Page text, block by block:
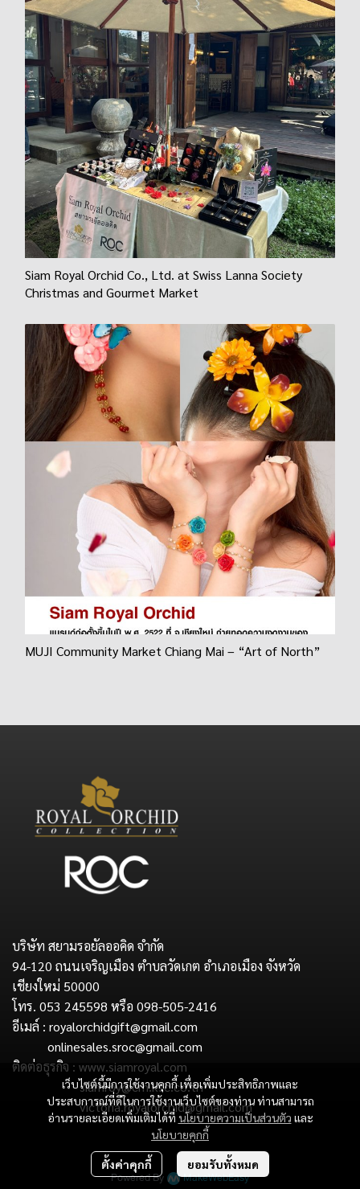
Siam Royal Orchid Co., Ltd. at Swiss Lanna Society
Christmas and Gourmet Market
MUJI Community Market Chiang Mai – “Art of North”
เว็บไซต์นี้มีการใช้งานคุกกี้ เพื่อเพิ่มประสิทธิภาพและ
ประสบการณ์ที่ดีในการใช้งานเว็บไซต์ของท่าน ท่านสามารถ
อ่านรายละเอียดเพิ่มเติมได้ที่ นโยบายความเป็นส่วนตัว และ
นโยบายคุกกี้
ตั้งค่าคุกกี้ ยอมรับทั้งหมด
บริษัท สยามรอยัลออคิด จำกัด
94-120 ถนนเจริญเมือง ตำบลวัดเกต อำเภอเมือง จังหวัด
เชียงใหม่ 50000
โทร. 053 245598 หรือ 098-505-2416
อีเมล์ : royalorchidgift@gmail.com
onlinesales.sroc@gmail.com
ติดต่อธุรกิจ : www.siamroyal.com
siamroy@cm.ksc.co.th
victoria.royalorchid@gmail.com
Copyright : Siam Royal Orchid Co.,Ltd.
Powered By MakeWebEasy